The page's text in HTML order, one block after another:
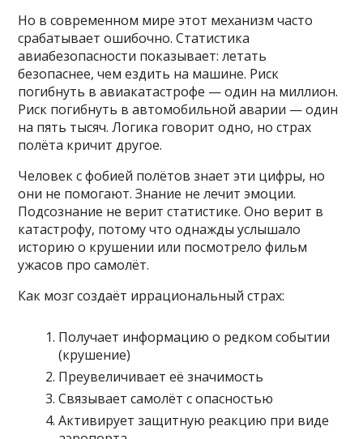
Но в современном мире этот механизм часто
срабатывает ошибочно. Статистика
авиабезопасности показывает: летать
безопаснее, чем ездить на машине. Риск
погибнуть в авиакатастрофе — один на миллион.
Риск погибнуть в автомобильной аварии — один
на пять тысяч. Логика говорит одно, но страх
полёта кричит другое.
Человек с фобией полётов знает эти цифры, но
они не помогают. Знание не лечит эмоции.
Подсознание не верит статистике. Оно верит в
катастрофу, потому что однажды услышало
историю о крушении или посмотрело фильм
ужасов про самолёт.
Как мозг создаёт иррациональный страх:
Получает информацию о редком событии
(крушение)
Преувеличивает её значимость
Связывает самолёт с опасностью
Активирует защитную реакцию при виде